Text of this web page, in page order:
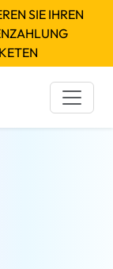
SIE IHREN